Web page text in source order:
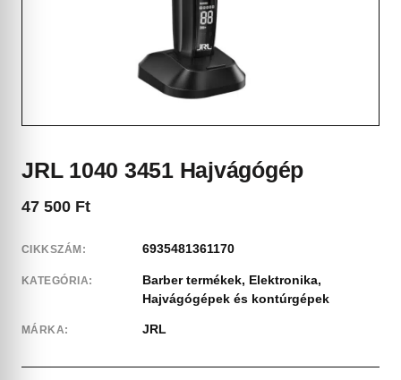
JRL 1040 3451 Hajvágógép
47 500 Ft
CIKKSZÁM: 6935481361170
KATEGÓRIA: Barber termékek, Elektronika,
Hajvágógépek és kontúrgépek
MÁRKA: JRL